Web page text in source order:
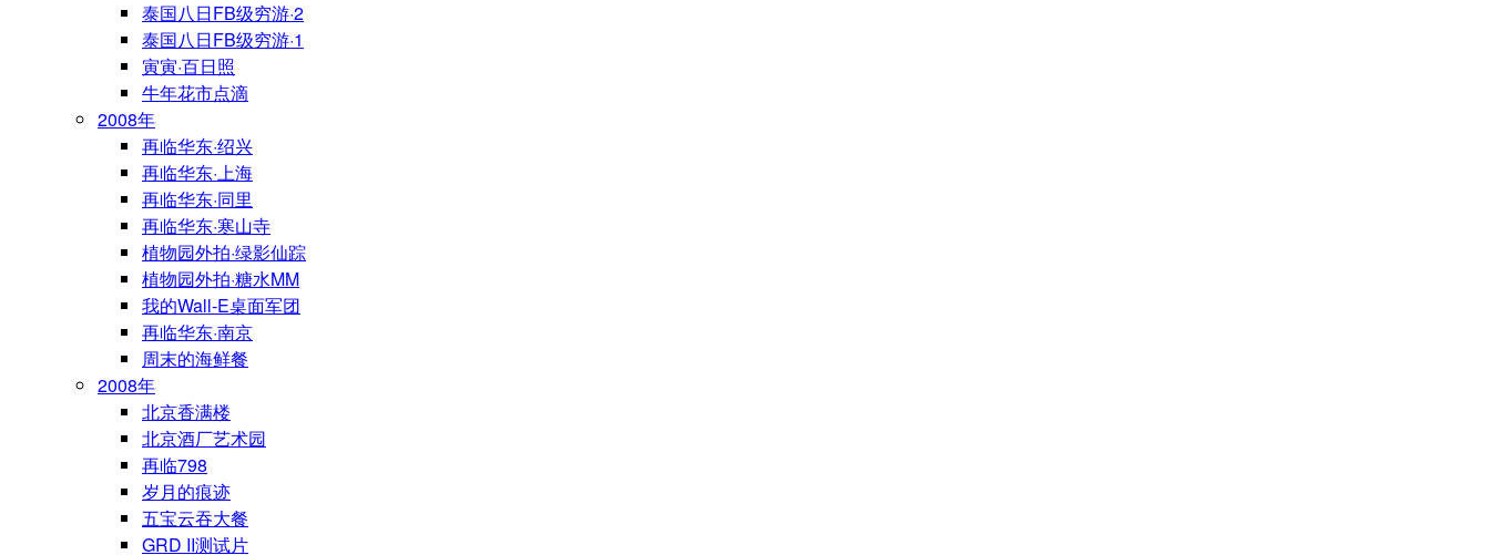
泰国八日FB级穷游·2
泰国八日FB级穷游·1
寅寅·百日照
牛年花市点滴
2008年
再临华东·绍兴
再临华东·上海
再临华东·同里
再临华东·寒山寺
植物园外拍·绿影仙踪
植物园外拍·糖水MM
我的Wall-E桌面军团
再临华东·南京
周末的海鲜餐
2008年
北京香满楼
北京酒厂艺术园
再临798
岁月的痕迹
五宝云吞大餐
GRD II测试片